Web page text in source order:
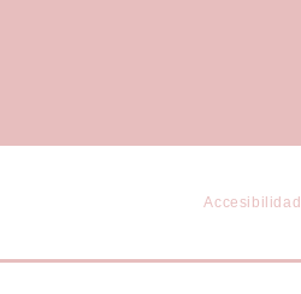
Accesibilidad